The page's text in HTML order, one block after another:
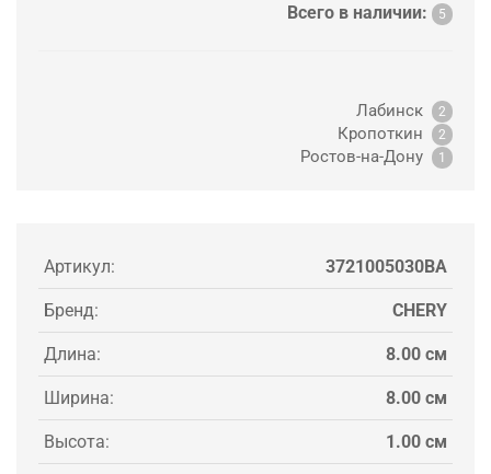
Всего в наличии: 5
Лабинск 2
Кропоткин 2
Ростов-на-Дону 1
Артикул: 3721005030BA
Бренд: CHERY
Длина: 8.00 см
Ширина: 8.00 см
Высота: 1.00 см